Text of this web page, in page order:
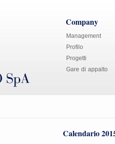
Company
Management
Profilo
Progetti
Gare di appalto
Calendario